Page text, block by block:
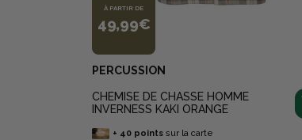
À PARTIR DE
49,99€
PERCUSSION
CHEMISE DE CHASSE HOMME
INVERNESS KAKI ORANGE
+ 40 points sur la carte